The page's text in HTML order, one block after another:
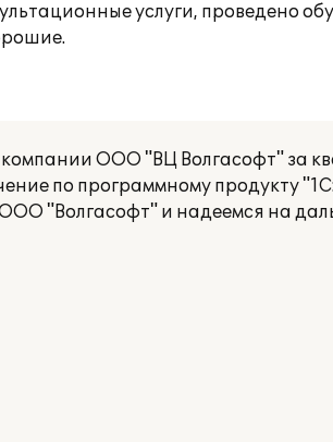
услуги, проведено
ООО "ВЦ Волгасофт" за
по программному продукту
"Волгасофт" и надеемся на